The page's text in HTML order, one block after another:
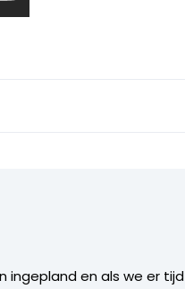
ingepland en als we er tijd